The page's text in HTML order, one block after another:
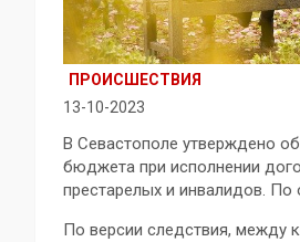
ПРОИСШЕСТВИЯ
13-10-2023
В Севастополе утверждено
бюджета при исполнении
престарелых и инвалидов.
По версии следствия, между